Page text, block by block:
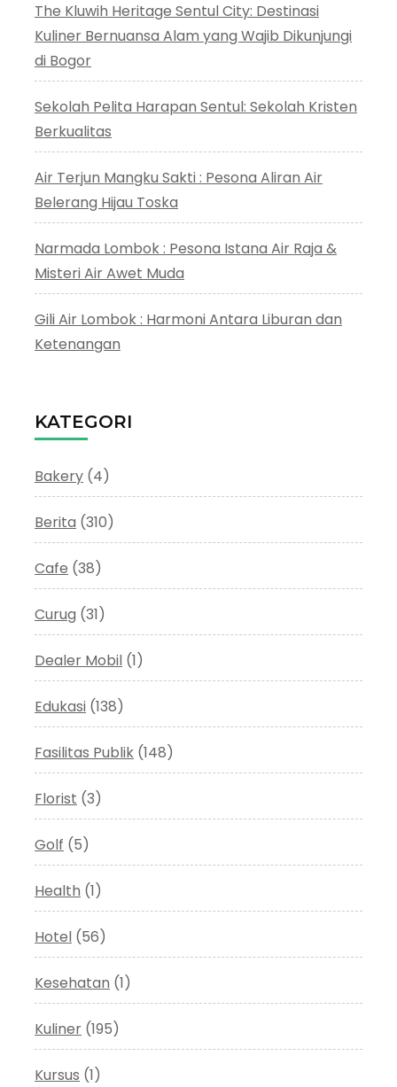
The Kluwih Heritage Sentul City: Destinasi
Kuliner Bernuansa Alam yang Wajib Dikunjungi
di Bogor
Sekolah Pelita Harapan Sentul: Sekolah Kristen
Berkualitas
Air Terjun Mangku Sakti : Pesona Aliran Air
Belerang Hijau Toska
Narmada Lombok : Pesona Istana Air Raja &
Misteri Air Awet Muda
Gili Air Lombok : Harmoni Antara Liburan dan
Ketenangan
KATEGORI
Bakery (4)
Berita (310)
Cafe (38)
Curug (31)
Dealer Mobil (1)
Edukasi (138)
Fasilitas Publik (148)
Florist (3)
Golf (5)
Health (1)
Hotel (56)
Kesehatan (1)
Kuliner (195)
Kursus (1)